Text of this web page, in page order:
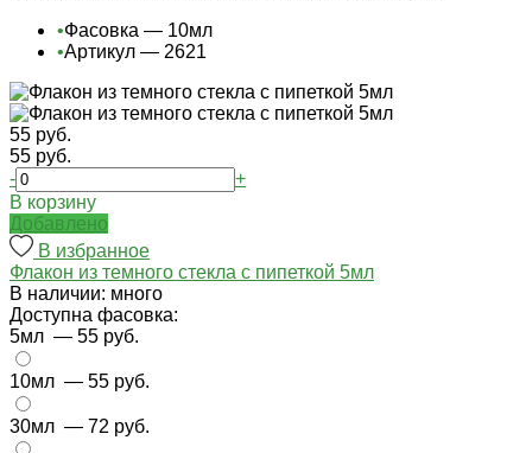
•Фасовка — 10мл
•Артикул — 2621
55 руб.
55 руб.
-
+
В корзину
Добавлено
В избранное
Флакон из темного стекла с пипеткой 5мл
В наличии: много
Доступна фасовка:
5мл — 55 руб.
10мл — 55 руб.
30мл — 72 руб.